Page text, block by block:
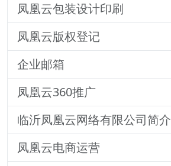
凤凰云包装设计印刷
凤凰云版权登记
企业邮箱
凤凰云360推广
临沂凤凰云网络有限公司简介
凤凰云电商运营